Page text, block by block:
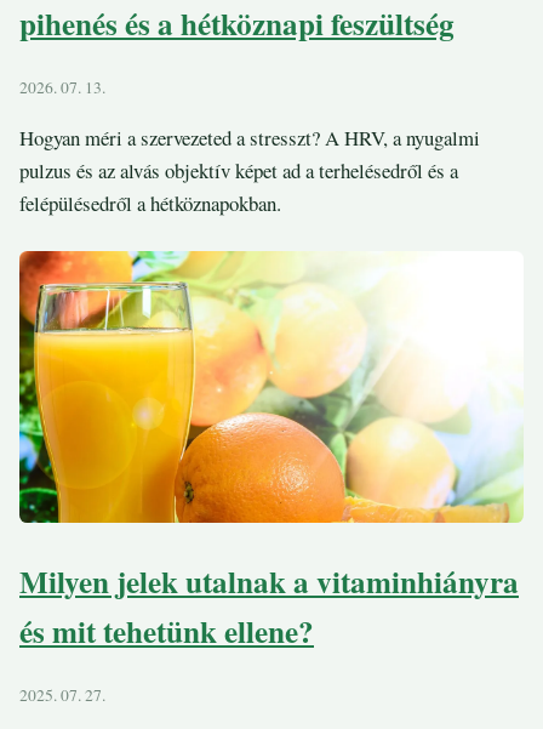
pihenés és a hétköznapi feszültség
2026. 07. 13.
Hogyan méri a szervezeted a stresszt? A HRV, a nyugalmi
pulzus és az alvás objektív képet ad a terhelésedről és a
felépülésedről a hétköznapokban.
Milyen jelek utalnak a vitaminhiányra
és mit tehetünk ellene?
2025. 07. 27.